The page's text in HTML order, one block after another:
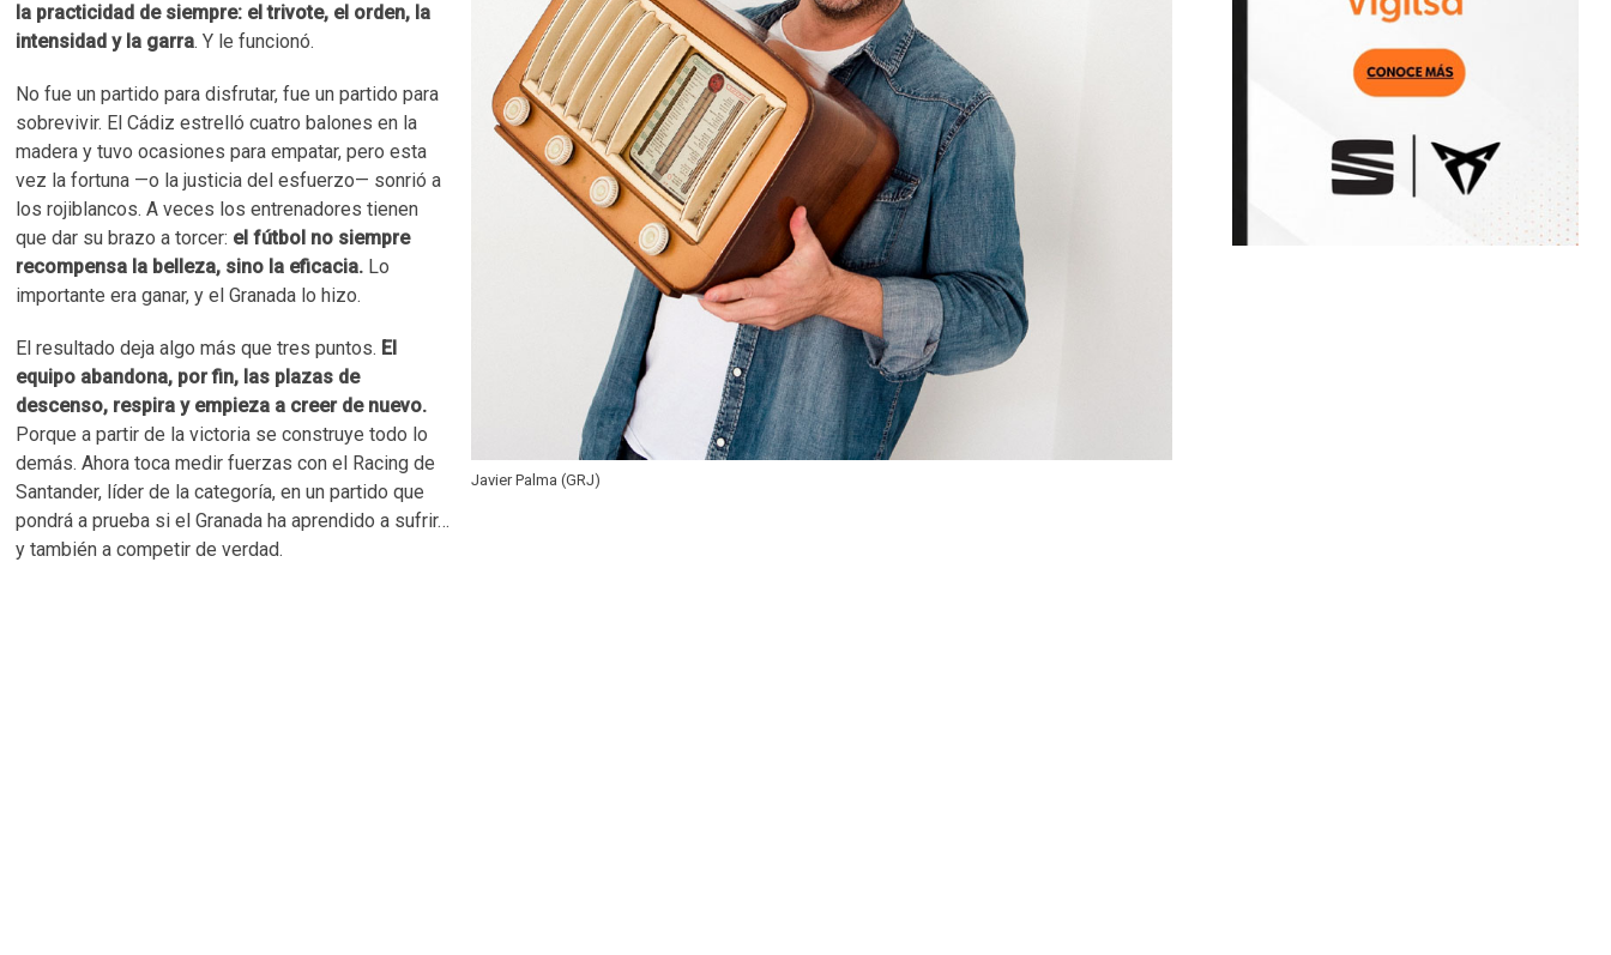
Javier Palma (GRJ)
la practicidad de siempre: el trivote, el orden, la
intensidad y la garra. Y le funcionó.
No fue un partido para disfrutar, fue un partido para
sobrevivir. El Cádiz estrelló cuatro balones en la
madera y tuvo ocasiones para empatar, pero esta
vez la fortuna —o la justicia del esfuerzo— sonrió a
los rojiblancos. A veces los entrenadores tienen
que dar su brazo a torcer: el fútbol no siempre
recompensa la belleza, sino la eficacia. Lo
importante era ganar, y el Granada lo hizo.
El resultado deja algo más que tres puntos. El
equipo abandona, por fin, las plazas de
descenso, respira y empieza a creer de nuevo.
Porque a partir de la victoria se construye todo lo
demás. Ahora toca medir fuerzas con el Racing de
Santander, líder de la categoría, en un partido que
pondrá a prueba si el Granada ha aprendido a sufrir…
y también a competir de verdad.